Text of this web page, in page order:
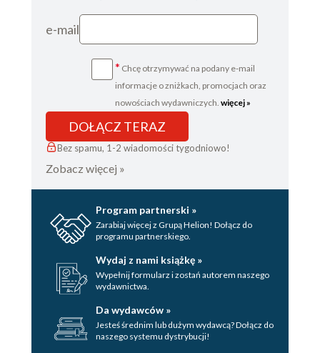
e-mail
* Chcę otrzymywać na podany e-mail
informacje o zniżkach, promocjach oraz
nowościach wydawniczych. więcej »
DOŁĄCZ TERAZ
Bez spamu, 1-2 wiadomości tygodniowo!
Zobacz więcej »
Program partnerski »
Zarabiaj więcej z Grupą Helion! Dołącz do
programu partnerskiego.
Wydaj z nami książkę »
Wypełnij formularz i zostań autorem naszego
wydawnictwa.
Da wydawców »
Jesteś średnim lub dużym wydawcą? Dołącz do
naszego systemu dystrybucji!